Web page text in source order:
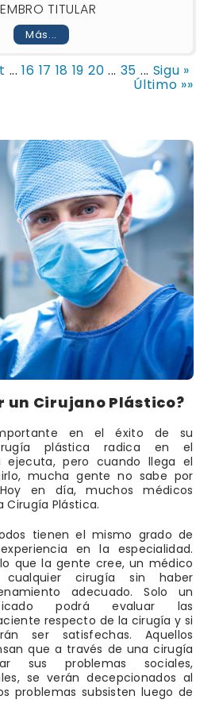
TITULAR
Más...
...16 17 18 19 20 ... 35 ... Sigu »
Último »»
un Cirujano Plástico?
en el éxito de su
plástica radica en el
ejecuta, pero cuando llega el
mucha gente no sabe por
en día, muchos médicos
Cirugía Plástica.
tienen el mismo grado de
en la especialidad.
que la gente cree, un médico
cirugía sin haber
adecuado. Solo un
podrá evaluar las
respecto de la cirugía y si
ser satisfechas. Aquellos
que a través de una cirugía
sus problemas sociales,
se verán decepcionados al
problemas subsisten luego de